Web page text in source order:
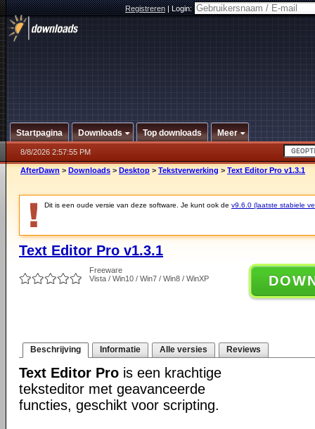
Registreren|Login:
Startpagina Downloads Top downloads Meer
8/8/2026 2:57:55 PM
AfterDawn > Downloads > Desktop > Tekstverwerking > Text Editor Pro v1.3.1
Dit is een oude versie van deze software. Je kunt ook de v9.6.0 (laatste stabiele
Text Editor Pro v1.3.1
Freeware
Vista / Win10 / Win7 / Win8 / WinXP
Beschrijving Informatie Alle versies Reviews
Text Editor Pro is een krachtige
teksteditor met geavanceerde
functies, geschikt voor scripting.